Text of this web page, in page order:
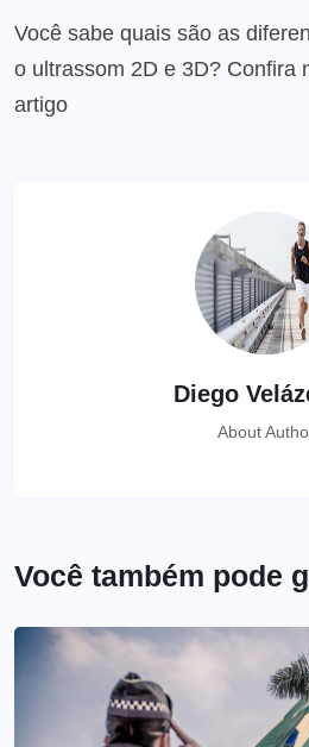
Você sabe quais são as
o ultrassom 2D e 3D? Confira
artigo
Diego
About
Você também pode